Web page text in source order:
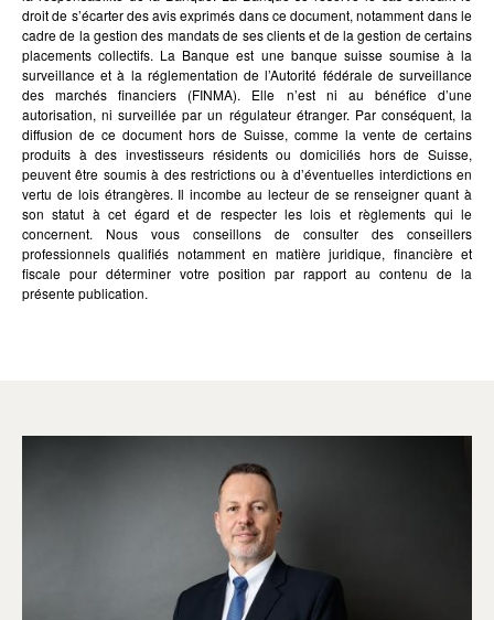
droit de s’écarter des avis exprimés dans ce document, notamment dans le
cadre de la gestion des mandats de ses clients et de la gestion de certains
placements collectifs. La Banque est une banque suisse soumise à la
surveillance et à la réglementation de l’Autorité fédérale de surveillance
des marchés financiers (FINMA). Elle n’est ni au bénéfice d’une
autorisation, ni surveillée par un régulateur étranger. Par conséquent, la
diffusion de ce document hors de Suisse, comme la vente de certains
produits à des investisseurs résidents ou domiciliés hors de Suisse,
peuvent être soumis à des restrictions ou à d’éventuelles interdictions en
vertu de lois étrangères. Il incombe au lecteur de se renseigner quant à
son statut à cet égard et de respecter les lois et règlements qui le
concernent. Nous vous conseillons de consulter des conseillers
professionnels qualifiés notamment en matière juridique, financière et
fiscale pour déterminer votre position par rapport au contenu de la
présente publication.